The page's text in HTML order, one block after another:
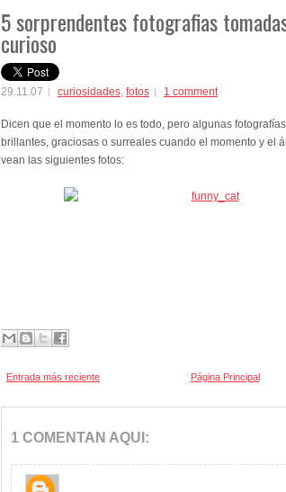
5 sorprendentes fotografias tomadas
curioso
29.11.07 curiosidades, fotos 1 comment
Dicen que el momento lo es todo, pero algunas fotografías
brillantes, graciosas o surreales cuando el momento y el
vean las siguientes fotos:
Entrada más reciente Página Principal
1 COMENTAN AQUI: